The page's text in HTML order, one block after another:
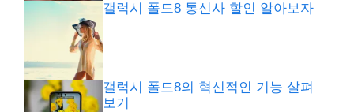
갤럭시 폴드8 통신사 할인 알아보자
갤럭시 폴드8의 혁신적인 기능 살펴
보기